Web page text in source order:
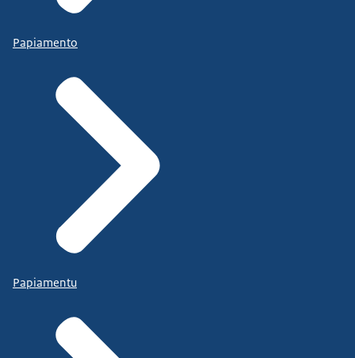
Papiamento
Papiamentu